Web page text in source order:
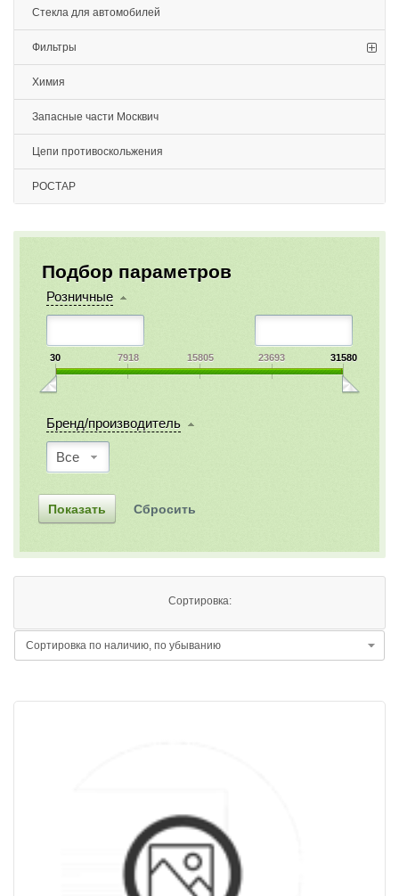
Стекла для автомобилей
Фильтры
Химия
Запасные части Москвич
Цепи противоскольжения
РОСТАР
Подбор параметров
Розничные
30 7918 15805 23693 31580
Бренд/производитель
Все
Сортировка: